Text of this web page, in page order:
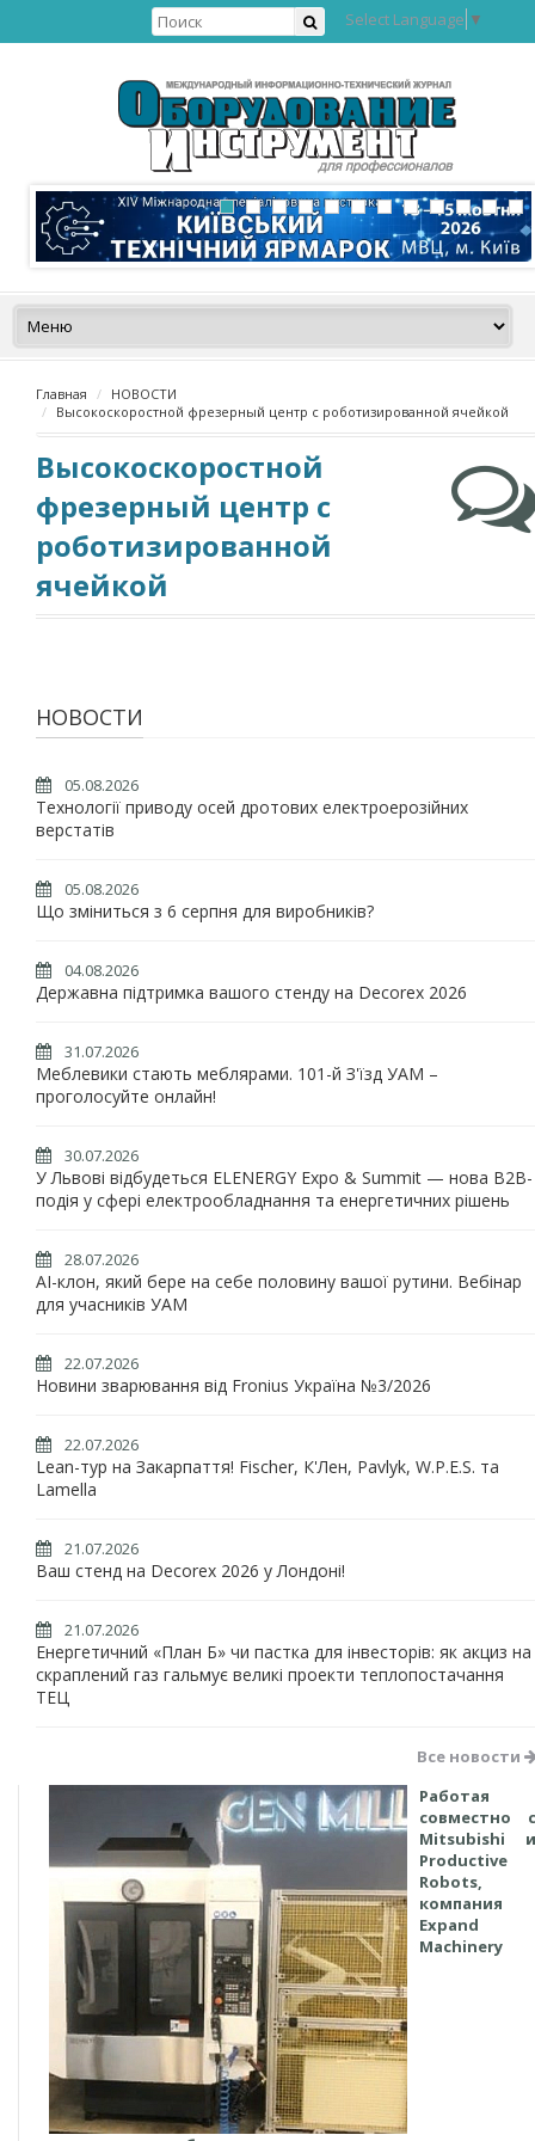
Select Language ▼
Главная
НОВОСТИ
Высокоскоростной фрезерный центр с роботизированной ячейкой
Высокоскоростной
фрезерный центр с
роботизированной
ячейкой
НОВОСТИ
05.08.2026
Технології приводу осей дротових електроерозійних
верстатів
05.08.2026
Що зміниться з 6 серпня для виробників?
04.08.2026
Державна підтримка вашого стенду на Decorex 2026
31.07.2026
Меблевики стають меблярами. 101-й З'їзд УАМ –
проголосуйте онлайн!
30.07.2026
У Львові відбудеться ELENERGY Expo & Summit — нова B2B-
подія у сфері електрообладнання та енергетичних рішень
28.07.2026
AI-клон, який бере на себе половину вашої рутини. Вебінар
для учасників УАМ
22.07.2026
Новини зварювання від Fronius Україна №3/2026
22.07.2026
Lean-тур на Закарпаття! Fischer, К'Лен, Pavlyk, W.P.E.S. та
Lamella
21.07.2026
Ваш стенд на Decorex 2026 у Лондоні!
21.07.2026
Енергетичний «План Б» чи пастка для інвесторів: як акциз на
скраплений газ гальмує великі проекти теплопостачання
ТЕЦ
Все новости
Работая
совместно с
Mitsubishi и
Productive
Robots,
компания
Expand
Machinery